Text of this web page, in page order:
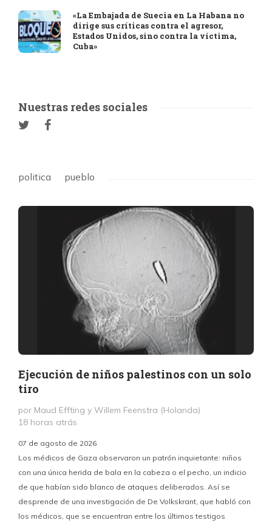
«La Embajada de Suecia en La Habana no
dirige sus críticas contra el agresor,
Estados Unidos, sino contra la víctima,
Cuba»
Nuestras redes sociales
politica pueblo
Ejecución de niños palestinos con un solo
tiro
por Maud Effting y Willem Feenstra (Holanda)
18 horas atrás
07 de agosto de 2026
Los médicos de Gaza observaron un patrón inquietante: niños
con una única herida de bala en la cabeza o el pecho, un indicio
de que habían sido blanco de ataques deliberados. Así se
desprende de una investigación de De Volkskrant, que habló con
los médicos, que se encuentran entre los últimos testigos